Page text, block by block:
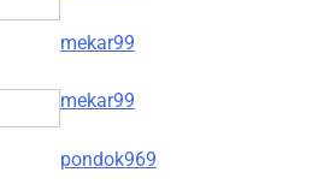
mekar99
mekar99
pondok969